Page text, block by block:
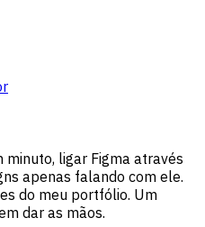
minuto, ligar Figma através
apenas falando com ele.
do meu portfólio. Um
dar as mãos.